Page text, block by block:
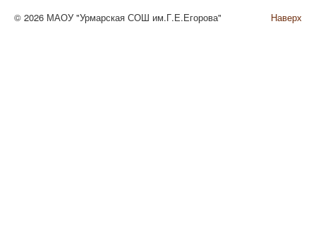
Наверх
© 2026 МАОУ "Урмарская СОШ им.Г.Е.Егорова"